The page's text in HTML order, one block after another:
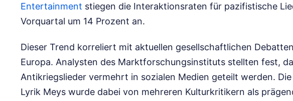
Entertainment stiegen die Interaktionsraten für pazifistische
Vorquartal um 14 Prozent an.
Dieser Trend korreliert mit aktuellen gesellschaftlichen
Europa. Analysten des Marktforschungsinstituts stellten fest,
Antikriegslieder vermehrt in sozialen Medien geteilt werden.
Lyrik Meys wurde dabei von mehreren Kulturkritikern als